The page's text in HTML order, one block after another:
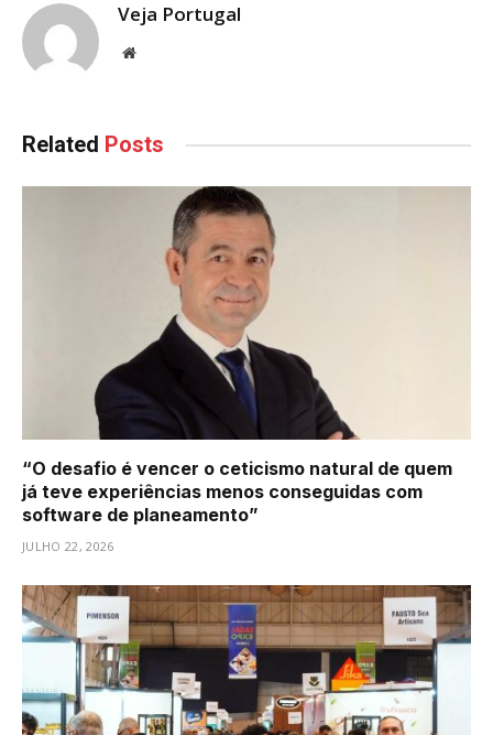
Veja Portugal
Website
Related Posts
“O desafio é vencer o ceticismo natural de quem
já teve experiências menos conseguidas com
software de planeamento”
JULHO 22, 2026